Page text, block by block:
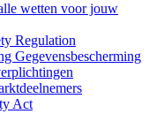
wetten voor jouw
Regulation
Gegevensbescherming
Act